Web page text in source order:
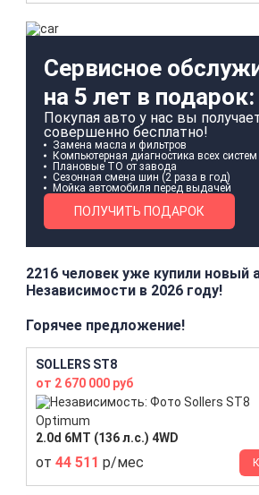
Сервисное
на 5 лет в подарок:
Покупая авто у нас вы
совершенно бесплатно!
Замена масла и фильтров
Компьютерная диагностика всех систем
Плановые ТО от завода
Сезонная смена шин (2 раза в год)
Мойка автомобиля перед выдачей
ПОЛУЧИТЬ ПОДАРОК
2216 человек уже купили новый
Независимости в 2026 году!
Горячее предложение!
SOLLERS ST8
от 2 670 000 руб
Optimum
2.0d 6MT (136 л.с.) 4WD
от 44 511 р/мес